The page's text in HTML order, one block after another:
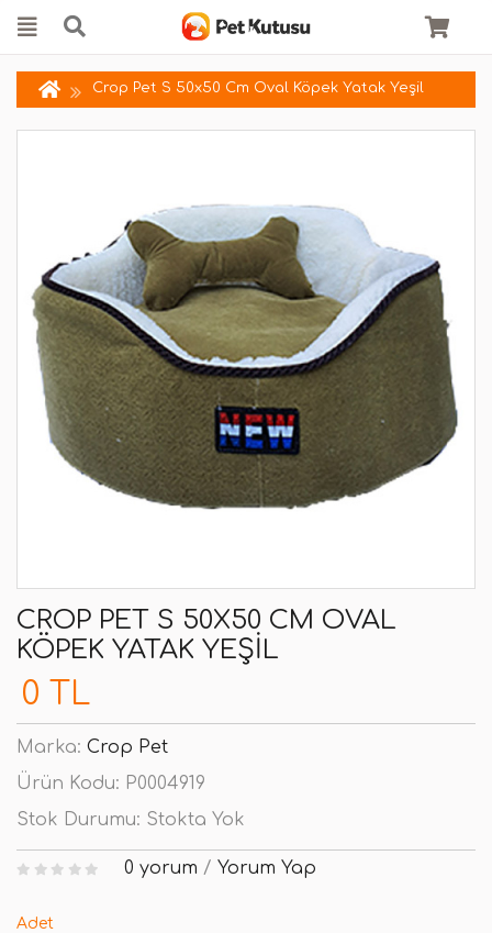
Crop Pet S 50x50 Cm Oval Köpek Yatak Yeşil
CROP PET S 50X50 CM OVAL
KÖPEK YATAK YEŞIL
0 TL
Marka: Crop Pet
Ürün Kodu: P0004919
Stok Durumu: Stokta Yok
0 yorum / Yorum Yap
Adet